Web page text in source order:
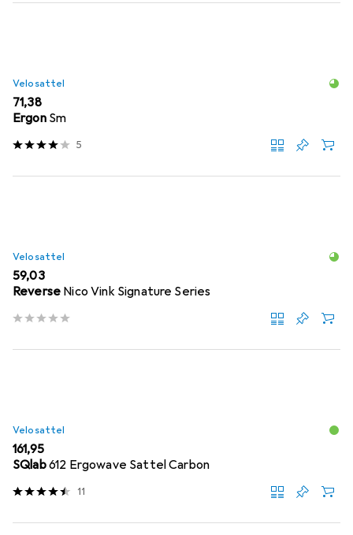
Velosattel
EUR
71,38
Ergon Sm
5
Velosattel
EUR
59,03
Reverse Nico Vink Signature Series
Velosattel
EUR
161,95
SQlab612 Ergowave Sattel Carbon
11